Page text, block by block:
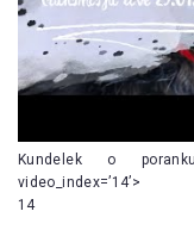
Kundelek o poranku
video_index=’14’>
14